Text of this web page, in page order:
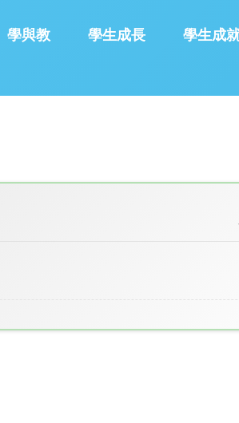
學與教 學生成長 學生成